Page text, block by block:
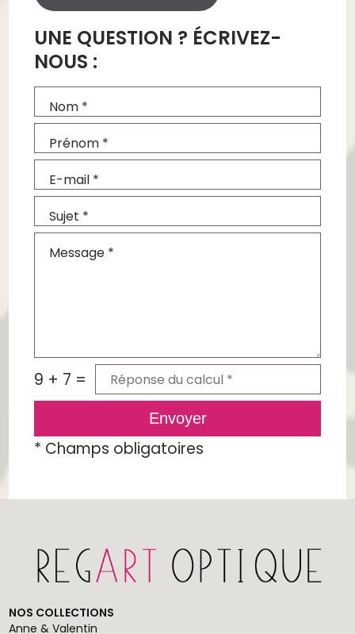
UNE QUESTION ? ÉCRIVEZ-
NOUS :
9 + 7 =
Envoyer
* Champs obligatoires
NOS COLLECTIONS
Anne & Valentin